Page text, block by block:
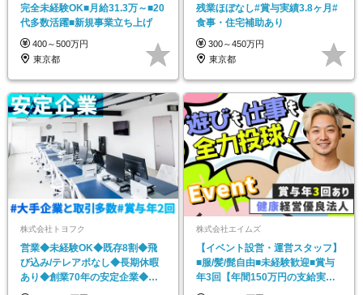
完全未経験OK■月給31.3万～■20
代多数活躍■新規事業立ち上げ
400～500万円
東京都
残業ほぼなし#賞与実績3.8ヶ月#
食事・住宅補助あり
300～450万円
東京都
株式会社トヨフク
営業◆未経験OK◆既存8割◆飛
び込み/テレアポなし◆長期休暇
あり◆創業70年の安定企業◆人
柄採用
株式会社エイムズ
【イベント設営・運営スタッフ】
■服/髪/髭自由■未経験歓迎■賞与
年3回【年間150万円の支給実績
有】